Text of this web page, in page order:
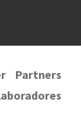
Partners